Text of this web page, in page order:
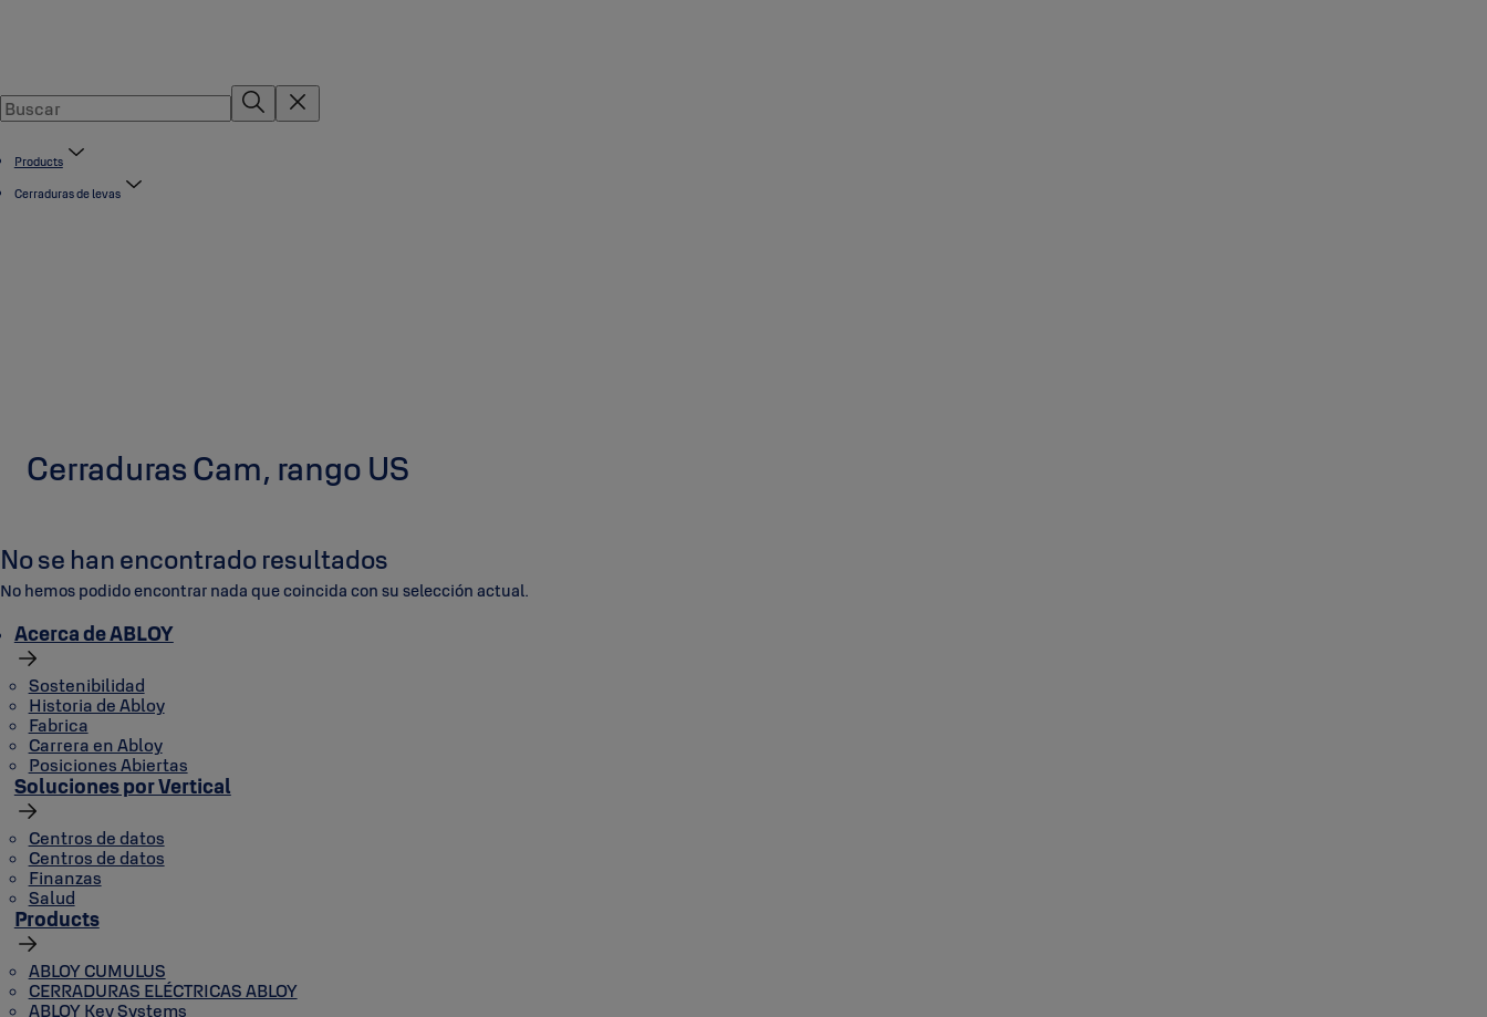
Products
Cerraduras de levas
Cerraduras Cam, rango US
No se han encontrado resultados
No hemos podido encontrar nada que coincida con su selección actual.
Acerca de ABLOY
Sostenibilidad
Historia de Abloy
Fabrica
Carrera en Abloy
Posiciones Abiertas
Soluciones por Vertical
Centros de datos
Centros de datos
Finanzas
Salud
Products
ABLOY CUMULUS
CERRADURAS ELÉCTRICAS ABLOY
ABLOY Key Systems